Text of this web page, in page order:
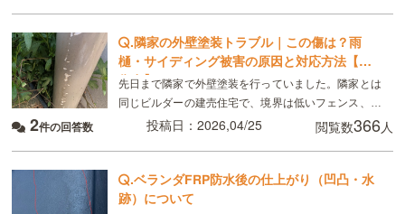
.隣家の外壁塗装トラブル｜この傷は？雨
樋・サイディング被害の原因と対応方法【画
像有】
先日まで隣家で外壁塗装を行っていました。隣家とは
同じビルダーの建売住宅で、境界は低いフェンス、こ
れを挟んで互いに幅50センチほどの通路があります。
2件の回答数 投稿日：2026,04/25 閲覧数366人
.ベランダFRP防水後の仕上がり（凹凸・水
跡）について